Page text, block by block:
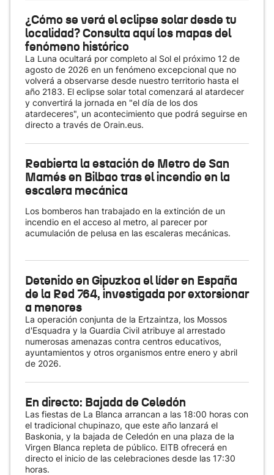
¿Cómo se verá el eclipse solar desde tu
localidad? Consulta aquí los mapas del
fenómeno histórico
La Luna ocultará por completo al Sol el próximo 12 de
agosto de 2026 en un fenómeno excepcional que no
volverá a observarse desde nuestro territorio hasta el
año 2183. El eclipse solar total comenzará al atardecer
y convertirá la jornada en "el día de los dos
atardeceres", un acontecimiento que podrá seguirse en
directo a través de Orain.eus.
Reabierta la estación de Metro de San
Mamés en Bilbao tras el incendio en la
escalera mecánica
Los bomberos han trabajado en la extinción de un
incendio en el acceso al metro, al parecer por
acumulación de pelusa en las escaleras mecánicas.
Detenido en Gipuzkoa el líder en España
de la Red 764, investigada por extorsionar
a menores
La operación conjunta de la Ertzaintza, los Mossos
d'Esquadra y la Guardia Civil atribuye al arrestado
numerosas amenazas contra centros educativos,
ayuntamientos y otros organismos entre enero y abril
de 2026.
En directo: Bajada de Celedón
Las fiestas de La Blanca arrancan a las 18:00 horas con
el tradicional chupinazo, que este año lanzará el
Baskonia, y la bajada de Celedón en una plaza de la
Virgen Blanca repleta de público. EITB ofrecerá en
directo el inicio de las celebraciones desde las 17:30
horas.